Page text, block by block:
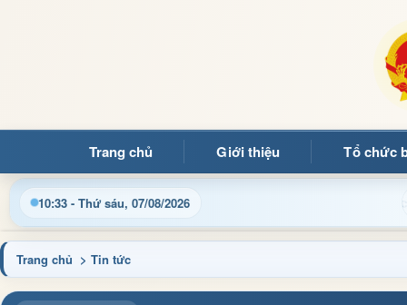
Trang chủ Giới thiệu Tổ chức
10:33 - Thứ sáu, 07/08/2026
Cập nhật thông tin điều hành, thủ tục hành chính
Trang chủ > Tin tức